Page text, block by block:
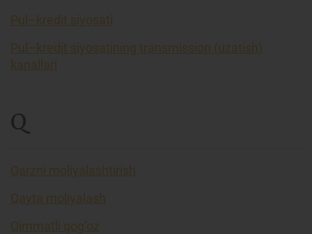
Pul–kredit siyosati
Pul–kredit siyosatining transmission (uzatish)
kanallari
Q
Qarzni moliyalashtirish
Qayta moliyalash
Qimmatli qog’oz